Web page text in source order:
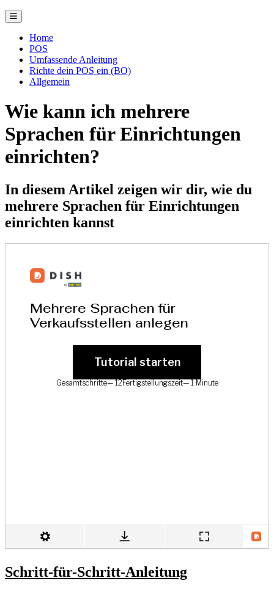
Home
POS
Umfassende Anleitung
Richte dein POS ein (BO)
Allgemein
Wie kann ich mehrere
Sprachen für Einrichtungen
einrichten?
In diesem Artikel zeigen wir dir, wie du
mehrere Sprachen für Einrichtungen
einrichten kannst
Schritt-für-Schritt-Anleitung